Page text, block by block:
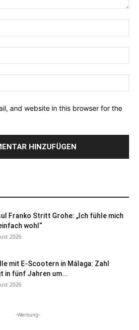
and website in this browser for the
Franko Stritt Grohe: „Ich fühle mich
wohl“
2026
mit E-Scootern in Málaga: Zahl
in fünf Jahren um...
2026
-Werbung-